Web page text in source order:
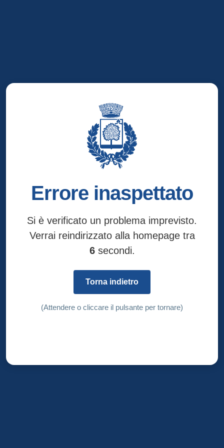
Errore inaspettato
Si è verificato un problema imprevisto.
Verrai reindirizzato alla homepage tra
6secondi.
Torna indietro
(Attendere o cliccare il pulsante per tornare)